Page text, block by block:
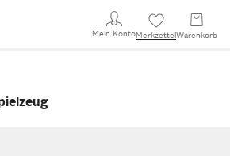
Mein KontoMerkzettel Warenkorb